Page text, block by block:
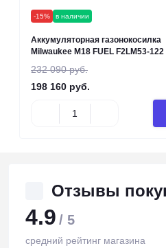
-15% в наличии
Аккумуляторная газонокосилка
Milwaukee M18 FUEL F2LM53-122
232 090 руб.
198 160 руб.
Отзывы
4.9 / 5
средний рейтинг магазина